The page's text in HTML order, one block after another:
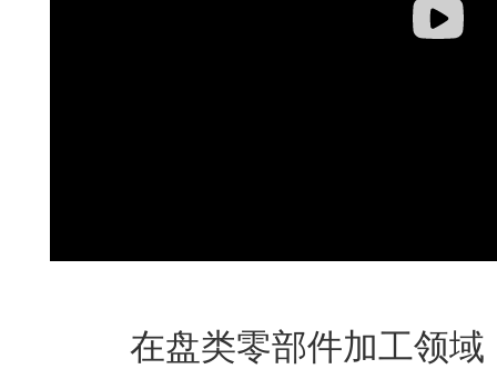
在盘类零部件加工领域